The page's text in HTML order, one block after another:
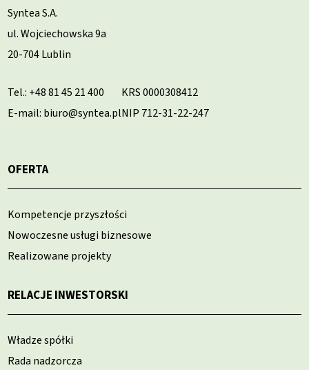
Syntea S.A.
ul. Wojciechowska 9a
20-704 Lublin
Tel.: +48 81 45 21 400
E-mail: biuro@syntea.pl
KRS 0000308412
NIP 712-31-22-247
OFERTA
Kompetencje przyszłości
Nowoczesne usługi biznesowe
Realizowane projekty
RELACJE INWESTORSKI
Władze spółki
Rada nadzorcza